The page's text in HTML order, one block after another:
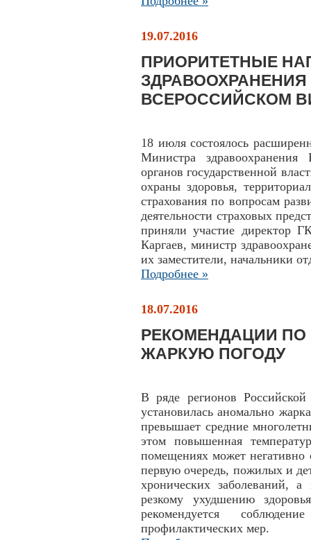
19.07.2016
ПРИОРИТЕТНЫЕ
ВСЕРОССИЙСКОМ
18 июля состоялось
Министра
органов государственной
охраны здоровья,
страхования по вопросам
деятельности страховых
приняли участие
Каргаев, министр
их заместители, начальники
Подробнее »
18.07.2016
РЕКОМЕНДАЦИИ
ЖАРКУЮ ПОГОДУ
В ряде регионов
установилась аномально
превышает средние
этом повышенная
помещениях может негативно
первую очередь, пожилых и
хронических заболеваний,
резкому ухудшению
рекомендуется
профилактических мер.